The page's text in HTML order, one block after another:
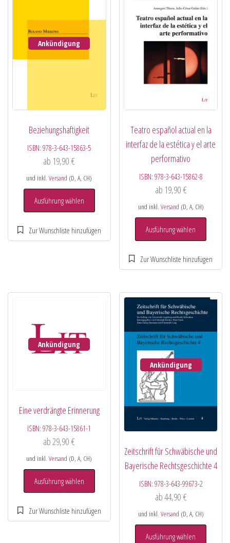
Ankündigung
Beziehungshaftigkeit
ISBN:978-3-643-15863-5
ab 19,90€
und inkl.Versand (D, A, CH)
Ausführung wählen
Teatro español actual en la
interfaz de la estética y el arte
performativo
ISBN: 978-3-643-15862-8
ab 19,90 €
und inkl. Versand (D, A, CH)
Ausführung wählen
Ankündigung
Eine verdrängte Erinnerung
ISBN:978-3-643-15861-1
ab29,90€
und inkl.Versand (D, A, CH)
Ausführung wählen
Ankündigung
Zeitschrift für Schwäbische und
Bayerische Rechtsgeschichte 4
ISBN: 978-3-643-99673-2
ab44,90 €
und inkl. Versand (D, A, CH)
Ausführung wählen